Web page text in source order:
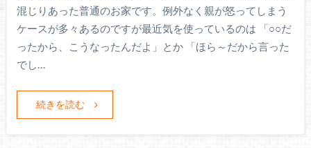
混じりあった普通のお家です。例外なく親が怒ってしまう
ケースが多々あるのですが最近気を使っているのは 「○○だ
ったから、こうなったんだよ」とか 「ほら～だから言った
でし…
続きを読む